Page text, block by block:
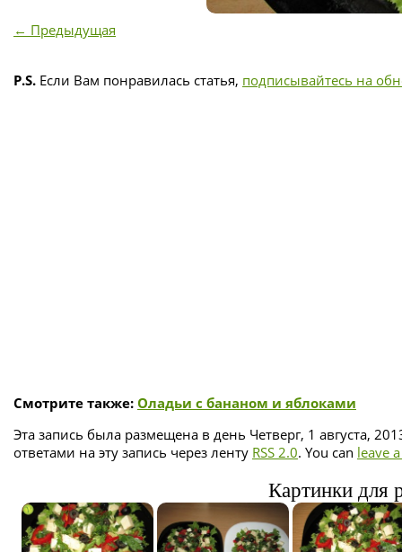
← Предыдущая
P.S. Если Вам понравилась статья, подписывайтесь на
Смотрите также: Оладьи с бананом и яблоками
Эта запись была размещена в день Четверг, 1 августа,
ответами на эту запись через ленту RSS 2.0. You can leave
Картинки для